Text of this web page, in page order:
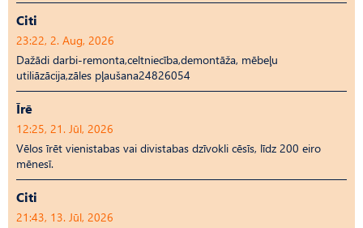
Citi
23:22, 2. Aug, 2026
Dažādi darbi-remonta,celtniecība,demontāža, mēbeļu
utiliāzācija,zāles pļaušana24826054
Īrē
12:25, 21. Jūl, 2026
Vēlos īrēt vienistabas vai divistabas dzīvokli cēsīs, līdz 200 eiro
mēnesī.
Citi
21:43, 13. Jūl, 2026